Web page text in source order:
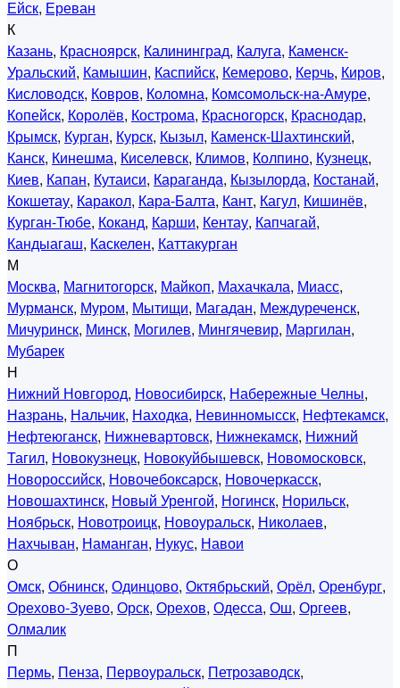
Ейск, Ереван
К
Казань, Красноярск, Калининград, Калуга, Каменск-
Уральский, Камышин, Каспийск, Кемерово, Керчь, Киров,
Кисловодск, Ковров, Коломна, Комсомольск-на-Амуре,
Копейск, Королёв, Кострома, Красногорск, Краснодар,
Крымск, Курган, Курск, Кызыл, Каменск-Шахтинский,
Канск, Кинешма, Киселевск, Климов, Колпино, Кузнецк,
Киев, Капан, Кутаиси, Караганда, Кызылорда, Костанай,
Кокшетау, Каракол, Кара-Балта, Кант, Кагул, Кишинёв,
Курган-Тюбе, Коканд, Карши, Кентау, Капчагай,
Кандыагаш, Каскелен, Каттакурган
М
Москва, Магнитогорск, Майкоп, Махачкала, Миасс,
Мурманск, Муром, Мытищи, Магадан, Междуреченск,
Мичуринск, Минск, Могилев, Мингячевир, Маргилан,
Мубарек
Н
Нижний Новгород, Новосибирск, Набережные Челны,
Назрань, Нальчик, Находка, Невинномысск, Нефтекамск,
Нефтеюганск, Нижневартовск, Нижнекамск, Нижний
Тагил, Новокузнецк, Новокуйбышевск, Новомосковск,
Новороссийск, Новочебоксарск, Новочеркасск,
Новошахтинск, Новый Уренгой, Ногинск, Норильск,
Ноябрьск, Новотроицк, Новоуральск, Николаев,
Нахчыван, Наманган, Нукус, Навои
О
Омск, Обнинск, Одинцово, Октябрьский, Орёл, Оренбург,
Орехово-Зуево, Орск, Орехов, Одесса, Ош, Оргеев,
Олмалик
П
Пермь, Пенза, Первоуральск, Петрозаводск,